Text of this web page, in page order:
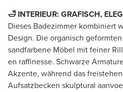
🛁 INTERIEUR: GRAFISCH,
Dieses Badezimmer kombiniert
Design. Die organisch
sandfarbene Möbel mit feiner
en raffinesse. Schwarze
Akzente, während das
Aufsatzbecken skulptural